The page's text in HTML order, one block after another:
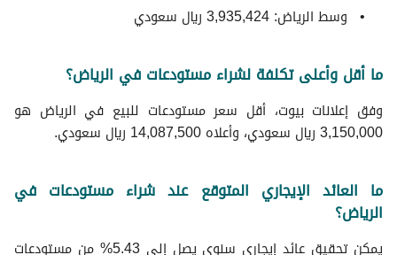
وسط الرياض: 3,935,424 ريال سعودي
ما أقل وأعلى تكلفة لشراء مستودعات في الرياض؟
وفق إعلانات بيوت، أقل سعر مستودعات للبيع في الرياض هو
3,150,000 ريال سعودي، وأعلاه 14,087,500 ريال سعودي.
ما العائد الإيجاري المتوقع عند شراء مستودعات في
الرياض؟
يمكن تحقيق عائد إيجاري سنوي يصل إلى 5.43% من مستودعات